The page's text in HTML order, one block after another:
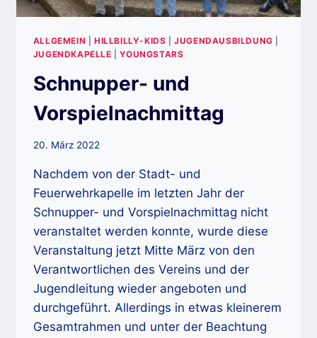
ALLGEMEIN |HILLBILLY-KIDS |JUGENDAUSBILDUNG
JUGENDKAPELLE |YOUNGSTARS
Schnupper- und
Vorspielnachmittag
20. März 2022
Nachdem von der Stadt- und
Feuerwehrkapelle im letzten Jahr der
Schnupper- und Vorspielnachmittag nicht
veranstaltet werden konnte, wurde diese
Veranstaltung jetzt Mitte März von den
Verantwortlichen des Vereins und der
Jugendleitung wieder angeboten und
durchgeführt. Allerdings in etwas kleinerem
Gesamtrahmen und unter der Beachtung